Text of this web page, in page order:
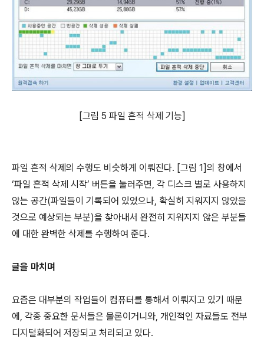
[그림 5 파일 흔적 삭제 기능]
파일 흔적 삭제의 수행도 비슷하게 이뤄진다. [그림 1]의 창에서
‘파일 흔적 삭제 시작’ 버튼을 눌러주면, 각 디스크 별로 사용하지
않는 공간(파일들이 기록되어 있었으나, 확실히 지워지지 않았을
것으로 예상되는 부분)을 찾아내서 완전히 지워지지 않은 부분들
에 대한 완벽한 삭제를 수행하여 준다.
글을 마치며
요즘은 대부분의 작업들이 컴퓨터를 통해서 이뤄지고 있기 때문
에, 각종 중요한 문서들은 물론이거니와, 개인적인 자료들도 전부
디지털화되어 저장되고 처리되고 있다.